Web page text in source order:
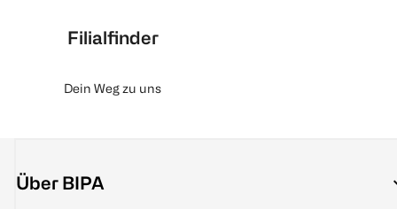
Filialfinder
Dein Weg zu uns
Über BIPA